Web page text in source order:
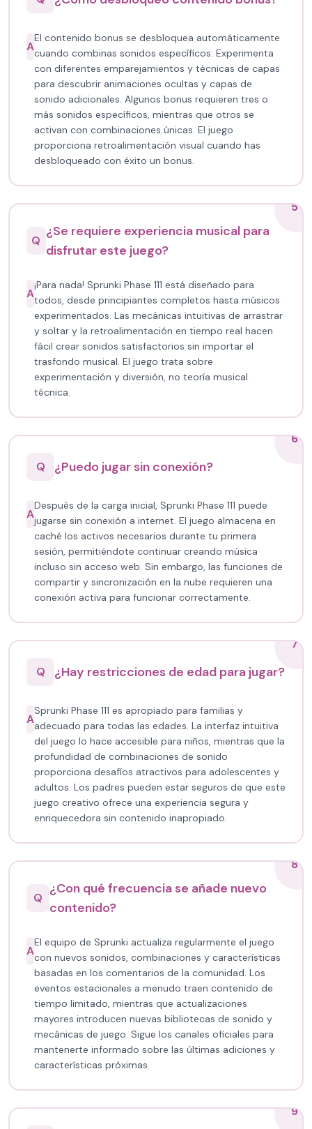
A
El contenido bonus se desbloquea automáticamente
cuando combinas sonidos específicos. Experimenta
con diferentes emparejamientos y técnicas de capas
para descubrir animaciones ocultas y capas de
sonido adicionales. Algunos bonus requieren tres o
más sonidos específicos, mientras que otros se
activan con combinaciones únicas. El juego
proporciona retroalimentación visual cuando has
desbloqueado con éxito un bonus.
5
Q
¿Se requiere experiencia musical para
disfrutar este juego?
A
¡Para nada! Sprunki Phase 111 está diseñado para
todos, desde principiantes completos hasta músicos
experimentados. Las mecánicas intuitivas de arrastrar
y soltar y la retroalimentación en tiempo real hacen
fácil crear sonidos satisfactorios sin importar el
trasfondo musical. El juego trata sobre
experimentación y diversión, no teoría musical
técnica.
6
Q
¿Puedo jugar sin conexión?
A
Después de la carga inicial, Sprunki Phase 111 puede
jugarse sin conexión a internet. El juego almacena en
caché los activos necesarios durante tu primera
sesión, permitiéndote continuar creando música
incluso sin acceso web. Sin embargo, las funciones de
compartir y sincronización en la nube requieren una
conexión activa para funcionar correctamente.
7
Q
¿Hay restricciones de edad para jugar?
A
Sprunki Phase 111 es apropiado para familias y
adecuado para todas las edades. La interfaz intuitiva
del juego lo hace accesible para niños, mientras que la
profundidad de combinaciones de sonido
proporciona desafíos atractivos para adolescentes y
adultos. Los padres pueden estar seguros de que este
juego creativo ofrece una experiencia segura y
enriquecedora sin contenido inapropiado.
8
Q
¿Con qué frecuencia se añade nuevo
contenido?
A
El equipo de Sprunki actualiza regularmente el juego
con nuevos sonidos, combinaciones y características
basadas en los comentarios de la comunidad. Los
eventos estacionales a menudo traen contenido de
tiempo limitado, mientras que actualizaciones
mayores introducen nuevas bibliotecas de sonido y
mecánicas de juego. Sigue los canales oficiales para
mantenerte informado sobre las últimas adiciones y
características próximas.
9